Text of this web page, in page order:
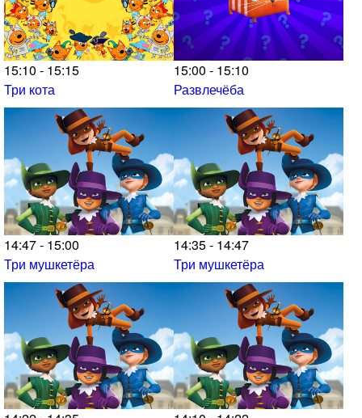
15:10 - 15:15
Три кота
15:00 - 15:10
Развлечёба
14:47 - 15:00
Три мушкетёра
14:35 - 14:47
Три мушкетёра